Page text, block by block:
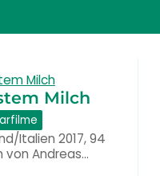
Milch
Italien 2017, 94
von Andreas…